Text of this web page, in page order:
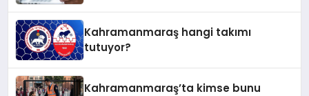
Kahramanmaraş hangi takımı
tutuyor?
Kahramanmaraş’ta kimse bunu